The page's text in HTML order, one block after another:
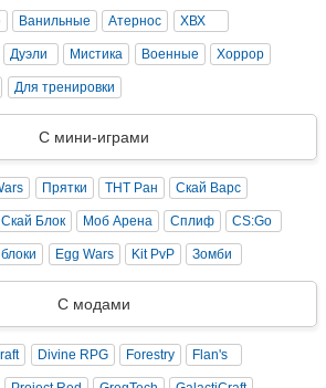
Ванильные Атернос ХВХ
Дуэли Мистика Военные Хоррор
Для тренировки
С мини-играми
Прятки ТНТ Ран Скай Варс
Скай Блок Моб Арена Сплиф CS:Go
Egg Wars Kit PvP Зомби
С модами
Divine RPG Forestry Flan's